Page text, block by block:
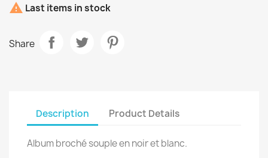
 Last items in stock
Share
Description Product Details
Album broché souple en noir et blanc.